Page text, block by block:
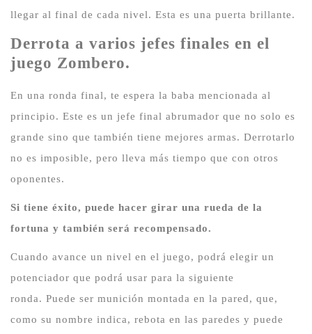
llegar al final de cada nivel. Esta es una puerta brillante.
Derrota a varios jefes finales en el
juego Zombero.
En una ronda final, te espera la baba mencionada al
principio. Este es un jefe final abrumador que no solo es
grande sino que también tiene mejores armas. Derrotarlo
no es imposible, pero lleva más tiempo que con otros
oponentes.
Si tiene éxito, puede hacer girar una rueda de la
fortuna y también será recompensado.
Cuando avance un nivel en el juego, podrá elegir un
potenciador que podrá usar para la siguiente
ronda. Puede ser munición montada en la pared, que,
como su nombre indica, rebota en las paredes y puede